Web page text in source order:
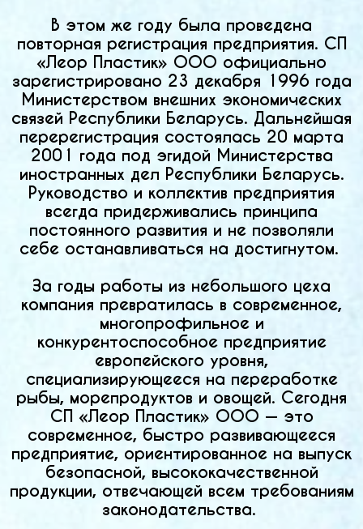
В этом же году была проведена
повторная регистрация предприятия. СП
«Леор Пластик» ООО официально
зарегистрировано 23 декабря 1996 года
Министерством внешних экономических
связей Республики Беларусь. Дальнейшая
перерегистрация состоялась 20 марта
2001 года под эгидой Министерства
иностранных дел Республики Беларусь.
Руководство и коллектив предприятия
всегда придерживались принципа
постоянного развития и не позволяли
себе останавливаться на достигнутом.
За годы работы из небольшого цеха
компания превратилась в современное,
многопрофильное и
конкурентоспособное предприятие
европейского уровня,
специализирующееся на переработке
рыбы, морепродуктов и овощей. Сегодня
СП «Леор Пластик» ООО — это
современное, быстро развивающееся
предприятие, ориентированное на выпуск
безопасной, высококачественной
продукции, отвечающей всем требованиям
законодательства.